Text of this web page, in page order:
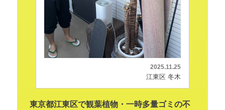
2025.11.25
江東区 冬木
東京都江東区で観葉植物・一時多量ゴミの不